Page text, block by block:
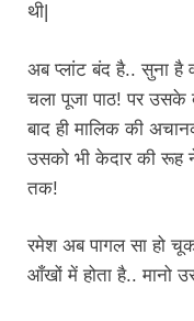
थी|
अब प्लांट बंद है.. सुना है
चला पूजा पाठ! पर उसके
बाद ही मालिक की
उसको भी केदार की रूह
तक!
रमेश अब पागल सा हो
आँखों में होता है.. मानो